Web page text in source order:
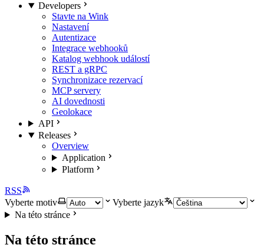
Developers
Stavte na Wink
Nastavení
Autentizace
Integrace webhooků
Katalog webhook událostí
REST a gRPC
Synchronizace rezervací
MCP servery
AI dovednosti
Geolokace
API
Releases
Overview
Application
Platform
RSS
Vyberte motiv
Vyberte jazyk
Na této stránce
Na této stránce